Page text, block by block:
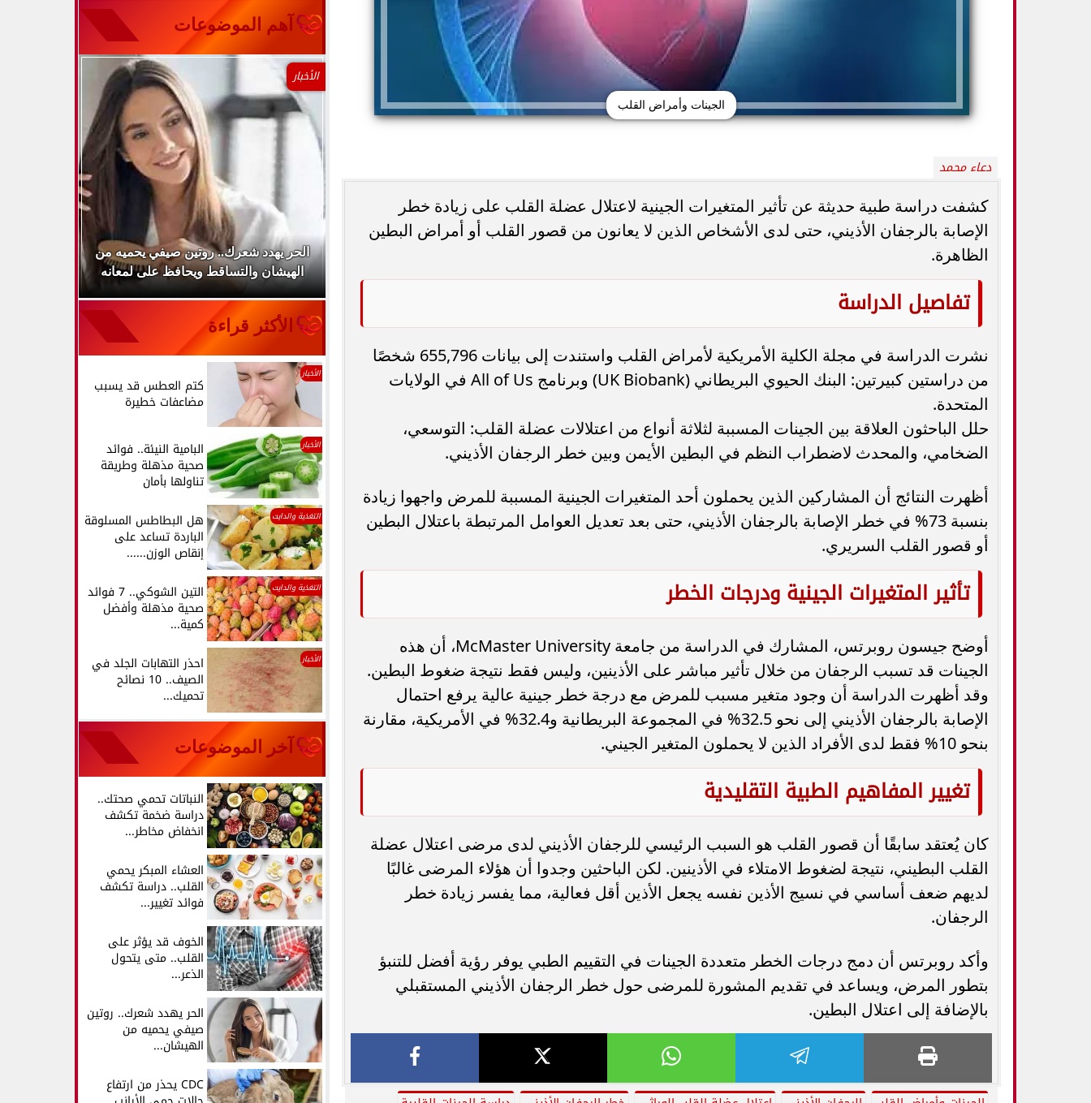
الجينات وأمراض القلب
دعاء محمد
كشفت دراسة طبية حديثة عن تأثير المتغيرات الجينية لاعتلال عضلة القلب على زيادة خطر
الإصابة بالرجفان الأذيني، حتى لدى الأشخاص الذين لا يعانون من قصور القلب أو أمراض البطين
الظاهرة.
تفاصيل الدراسة
نشرت الدراسة في مجلة الكلية الأمريكية لأمراض القلب واستندت إلى بيانات 655,796 شخصًا
من دراستين كبيرتين: البنك الحيوي البريطاني (UK Biobank) وبرنامج All of Us في الولايات
المتحدة.
حلل الباحثون العلاقة بين الجينات المسببة لثلاثة أنواع من اعتلالات عضلة القلب: التوسعي،
الضخامي، والمحدث لاضطراب النظم في البطين الأيمن وبين خطر الرجفان الأذيني.
أظهرت النتائج أن المشاركين الذين يحملون أحد المتغيرات الجينية المسببة للمرض واجهوا زيادة
بنسبة 73% في خطر الإصابة بالرجفان الأذيني، حتى بعد تعديل العوامل المرتبطة باعتلال البطين
أو قصور القلب السريري.
تأثير المتغيرات الجينية ودرجات الخطر
أوضح جيسون روبرتس، المشارك في الدراسة من جامعة McMaster University، أن هذه
الجينات قد تسبب الرجفان من خلال تأثير مباشر على الأذينين، وليس فقط نتيجة ضغوط البطين.
وقد أظهرت الدراسة أن وجود متغير مسبب للمرض مع درجة خطر جينية عالية يرفع احتمال
الإصابة بالرجفان الأذيني إلى نحو 32.5% في المجموعة البريطانية و32.4% في الأمريكية، مقارنة
بنحو 10% فقط لدى الأفراد الذين لا يحملون المتغير الجيني.
تغيير المفاهيم الطبية التقليدية
كان يُعتقد سابقًا أن قصور القلب هو السبب الرئيسي للرجفان الأذيني لدى مرضى اعتلال عضلة
القلب البطيني، نتيجة لضغوط الامتلاء في الأذينين. لكن الباحثين وجدوا أن هؤلاء المرضى غالبًا
لديهم ضعف أساسي في نسيج الأذين نفسه يجعل الأذين أقل فعالية، مما يفسر زيادة خطر
الرجفان.
وأكد روبرتس أن دمج درجات الخطر متعددة الجينات في التقييم الطبي يوفر رؤية أفضل للتنبؤ
بتطور المرض، ويساعد في تقديم المشورة للمرضى حول خطر الرجفان الأذيني المستقبلي
بالإضافة إلى اعتلال البطين.
آهم الموضوعات
النباتات تحمي صحتك.. دراسة ضخمة تكشف
الأخبار
الحر يهدد شعرك.. روتين صيفي يحميه من
الهيشان والتساقط ويحافظ على لمعانه
الأكثر قراءة
الأخبار
كتم العطس قد يسبب
مضاعفات خطيرة
الأخبار البامية النيئة.. فوائد
صحية مذهلة وطريقة
تناولها بأمان
التغذية والدايت هل البطاطس المسلوقة
الباردة تساعد على
إنقاص الوزن......
التغذية والدايت التين الشوكي.. 7 فوائد
صحية مذهلة وأفضل
كمية...
الأخبار احذر التهابات الجلد في
الصيف.. 10 نصائح
تحميك...
آخر الموضوعات
النباتات تحمي صحتك..
دراسة ضخمة تكشف
انخفاض مخاطر...
العشاء المبكر يحمي
القلب.. دراسة تكشف
فوائد تغيير...
الخوف قد يؤثر على
القلب.. متى يتحول
الذعر...
الحر يهدد شعرك.. روتين
صيفي يحميه من
الهيشان...
CDC يحذر من ارتفاع